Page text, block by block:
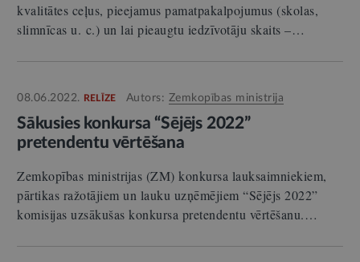
kvalitātes ceļus, pieejamus pamatpakalpojumus (skolas,
slimnīcas u. c.) un lai pieaugtu iedzīvotāju skaits –…
08.06.2022. RELĪZE Autors: Zemkopības ministrija
Sākusies konkursa “Sējējs 2022”
pretendentu vērtēšana
Zemkopības ministrijas (ZM) konkursa lauksaimniekiem,
pārtikas ražotājiem un lauku uzņēmējiem “Sējējs 2022”
komisijas uzsākušas konkursa pretendentu vērtēšanu.…